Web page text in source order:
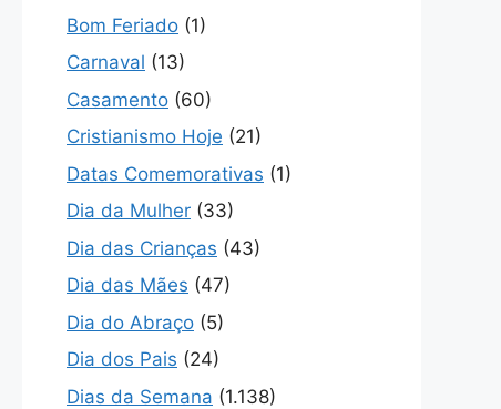
Bom Feriado (1)
Carnaval (13)
Casamento (60)
Cristianismo Hoje (21)
Datas Comemorativas (1)
Dia da Mulher (33)
Dia das Crianças (43)
Dia das Mães (47)
Dia do Abraço (5)
Dia dos Pais (24)
Dias da Semana (1.138)